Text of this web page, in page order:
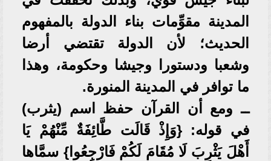
المدينة مقوِّمات بناء الدولة بالمفهوم
الحديث؛ لأن الدولة تقتضي أرضا
وشعبا ودستورا وجيشا وحكومة، وهذا
ما توافر في المدينة المنورة.
ــ ومع أن القرآن حفظ اسم (يثرب)
في قوله: {وَإِذْ قَالَت طَّائِفَةٌ مِّنْهُمْ يَا
أَهْلَ يَثْرِبَ لَا مُقَامَ لَكُمْ فَارْجِعُوا} سمَّاها